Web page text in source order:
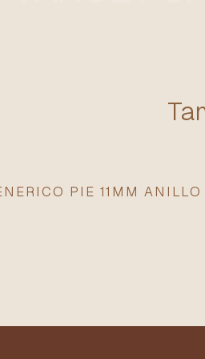
PIE 11MM